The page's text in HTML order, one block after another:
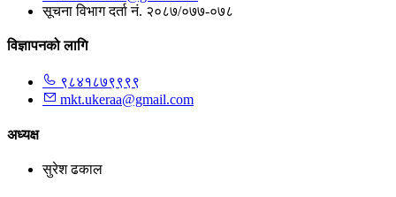
सूचना विभाग दर्ता नं. २०८७/०७७-०७८
विज्ञापनको लागि
९८४१८७९९९९
mkt.ukeraa@gmail.com
अध्यक्ष
सुरेश ढकाल